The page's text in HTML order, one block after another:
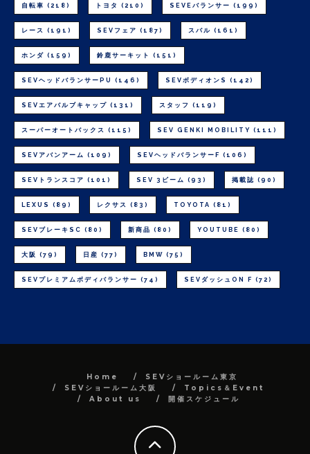
自転車 (218) トヨタ (210) SEVEバランサー (199)
レース (191) SEVフェア (187) スバル (161)
ホンダ (159) 鈴鹿サーキット (151)
SEVヘッドバランサーPU (146) SEVボディオンS (142)
SEVエアバルブキャップ (131) スタッフ (119)
スーパーオートバックス (115) SEV GENKI MOBILITY (111)
SEVアバンアーム (109) SEVヘッドバランサーF (106)
SEVトランスコア (101) SEV 3ビーム (93) 掲載誌 (90)
LEXUS (89) レクサス (83) TOYOTA (81)
SEVブレーキSC (80) 新商品 (80) YOUTUBE (80)
大阪 (79) 日産 (77) BMW (75)
SEVプレミアムボディバランサー (74) SEVダッシュON F (72)
Home
SEVショールーム東京
SEVショールーム大阪
Topics＆Event
About us
開催スケジュール